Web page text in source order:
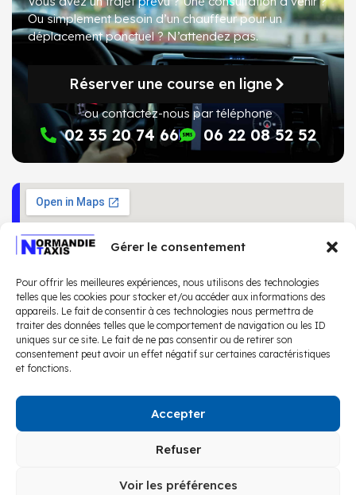
Gérer le consentement
Pour offrir les meilleures expériences, nous utilisons des technologies
telles que les cookies pour stocker et/ou accéder aux informations des
appareils. Le fait de consentir à ces technologies nous permettra de
traiter des données telles que le comportement de navigation ou les ID
uniques sur ce site. Le fait de ne pas consentir ou de retirer son
consentement peut avoir un effet négatif sur certaines caractéristiques
et fonctions.
Accepter
Refuser
Voir les préférences
Ou simplement besoin d’un chauffeur pour un
déplacement ponctuel ?N’attendez pas.
Réserver une course en ligne
ou contactez-nous par téléphone
02 35 20 74 66 06 22 08 52 52
© 2026 Taxis Normandie – Tous droits réservés – Réalisation
Agence IDEO
Mentions légalesCookies